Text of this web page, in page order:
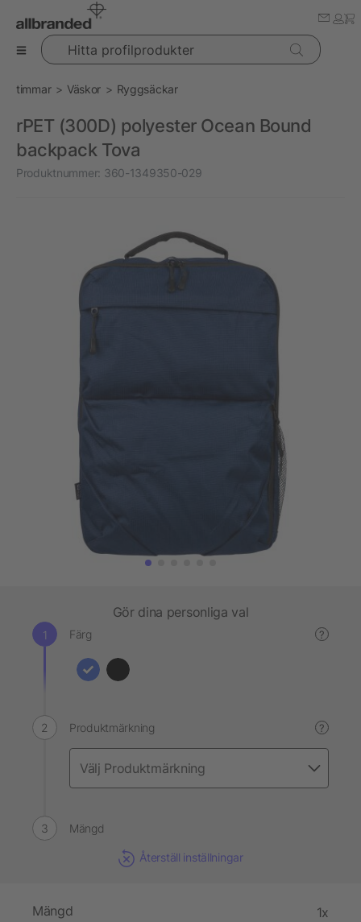
Hitta profilprodukter
timmar Väskor Ryggsäckar
rPET (300D) polyester Ocean Bound
backpack Tova
Produktnummer: 360-1349350-029
Gör dina personliga val
Färg ?
Produktmärkning ?
Mängd
Återställ inställningar
Mängd 1x